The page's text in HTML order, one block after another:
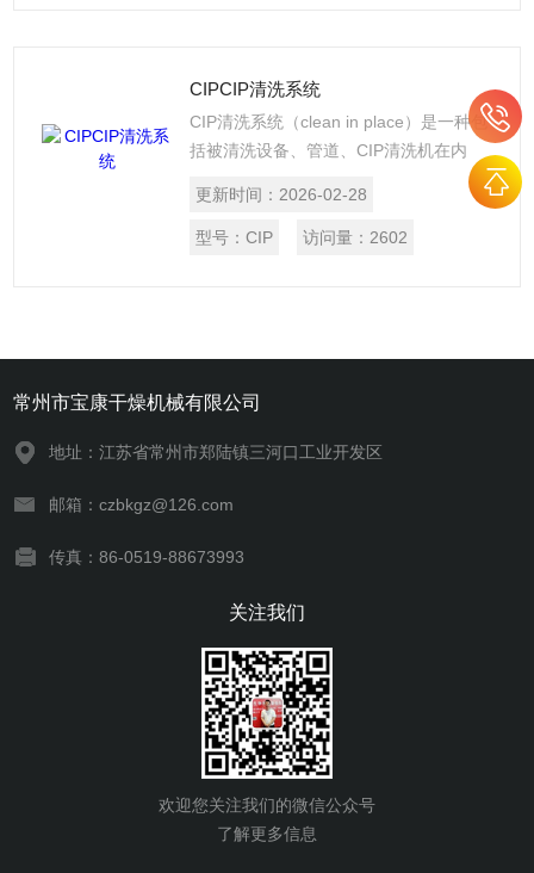
CIPCIP清洗系统
CIP清洗系统（clean in place）是一种包
括被清洗设备、管道、CIP清洗机在内
的、无须人工操作的清洗方式。CIP清洗
机有自动控制和手动监控两种，能在不拆
卸不挪动设备管线的情况下，根据流体学
更新时间： 2026-02-28
型号： CIP 访问量： 2602
常州市宝康干燥机械有限公司
地址：江苏省常州市郑陆镇三河口工业开发区
邮箱：czbkgz@126.com
传真：86-0519-88673993
关注我们
欢迎您关注我们的微信公众号
了解更多信息